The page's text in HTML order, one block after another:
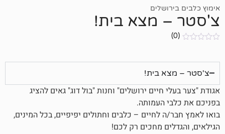
מצא בית!
בית!
חיים ירושלים" וחנות "בול דוג" גאים להציג
העמותה.
לחיים – כלבים וחתולים יפיפיים, בכל המינים,
מחכים רק לכם!